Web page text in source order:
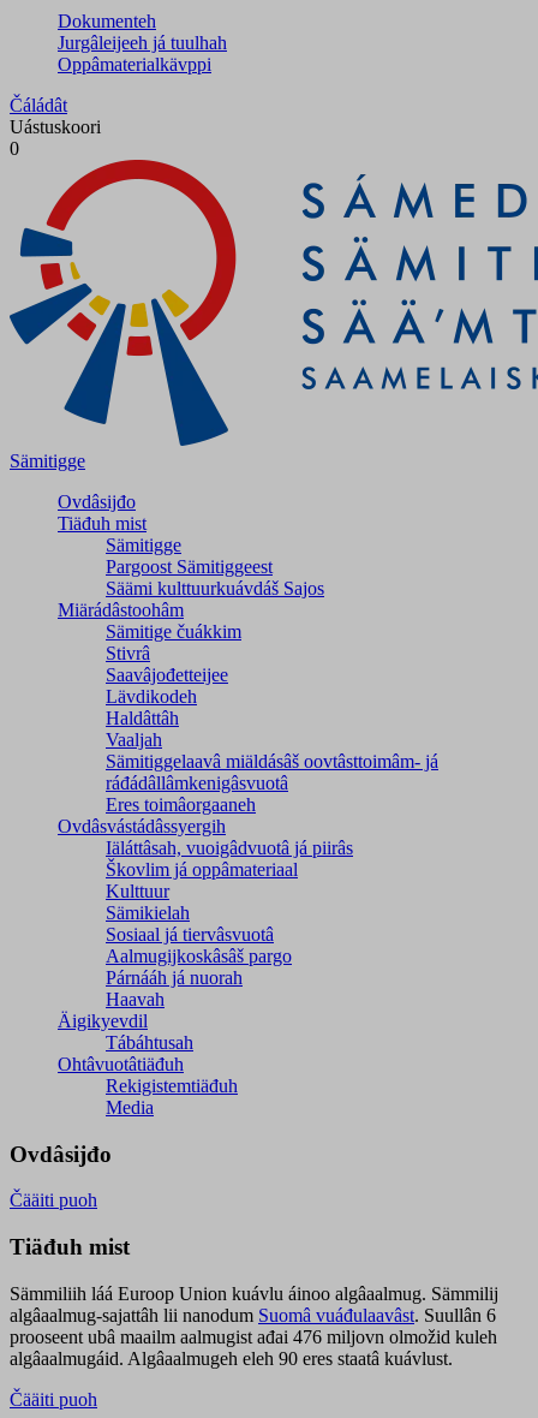
Dokumenteh
Jurgâleijeeh já tuulhah
Oppâmaterialkävppi
Čáládât
Uástuskoori
0
Sämitigge
Ovdâsijđo
Tiäđuh mist
Sämitigge
Pargoost Sämitiggeest
Säämi kulttuurkuávdáš Sajos
Miärádâstoohâm
Sämitige čuákkim
Stivrâ
Saavâjođetteijee
Lävdikodeh
Haldâttâh
Vaaljah
Sämitiggelaavâ miäldásâš oovtâsttoimâm- já
ráđádâllâmkenigâsvuotâ
Eres toimâorgaaneh
Ovdâsvástádâssyergih
Iäláttâsah, vuoigâdvuotâ já piirâs
Škovlim já oppâmateriaal
Kulttuur
Sämikielah
Sosiaal já tiervâsvuotâ
Aalmugijkoskâsâš pargo
Párnááh já nuorah
Haavah
Äigikyevdil
Tábáhtusah
Ohtâvuotâtiäđuh
Rekigistemtiäđuh
Media
Ovdâsijđo
Čääiti puoh
Tiäđuh mist
Sämmiliih láá Euroop Union kuávlu áinoo algâaalmug. Sämmilij
algâaalmug-sajattâh lii nanodum Suomâ vuáđulaavâst. Suullân 6
prooseent ubâ maailm aalmugist ađai 476 miljovn olmožid kuleh
algâaalmugáid. Algâaalmugeh eleh 90 eres staatâ kuávlust.
Čääiti puoh